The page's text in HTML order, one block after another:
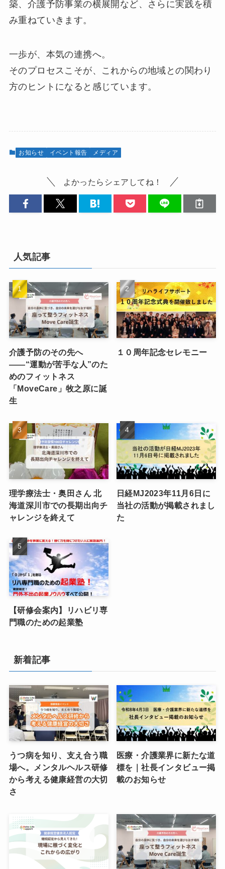
築、介護予防事業の横展開など、さらに実践を積
み重ねていきます。
一歩が、本気の連携へ。
そのプロセスこそが、これからの地域との関わり
方のヒントになると感じています。
お知らせ イベント報告 メディア
よかったらシェアしてね！
人気記事
介護予防のその先へ
――“運動が苦手な人”のた
めのフィットネス
「MoveCare」牧之原に誕
生
１０周年記念セレモニー
理学療法士・奥田さん 北
海道深川市での長期出向チ
ャレンジを終えて
日経MJ2023年11月6日に
当社の活動が掲載されまし
た
【研修会案内】リハビリ専
門職のための起業塾
新着記事
うつ病を知り、支え合う職
場へ。メンタルヘルス研修
から考える健康経営の大切
さ
医療・介護業界に新たな道
標を｜社長インタビュー掲
載のお知らせ